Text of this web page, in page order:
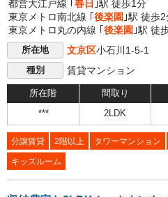
都営大江戸線 ｢ 春日 ｣駅 徒歩1分
東京メトロ南北線 ｢ 後楽園 ｣駅 徒歩
東京メトロ丸の内線 ｢ 後楽園 ｣駅 徒
所在地 文京区小石川1-5-1
種別 賃貸マンション
所在階 間取り
*** 2LDK
分譲賃貸 2階以上 タワーマンション
キッズルーム